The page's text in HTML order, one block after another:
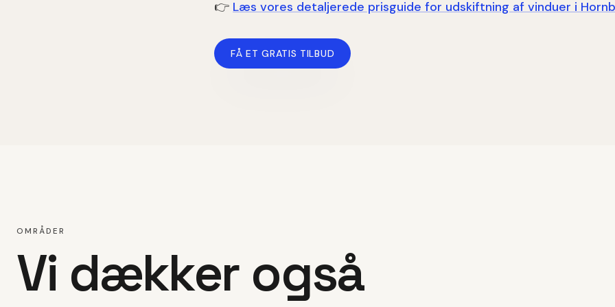
👉 Læs vores detaljerede prisguide for udskiftning af vinduer i
FÅ ET GRATIS TILBUD
OMRÅDER
Vi dækker også